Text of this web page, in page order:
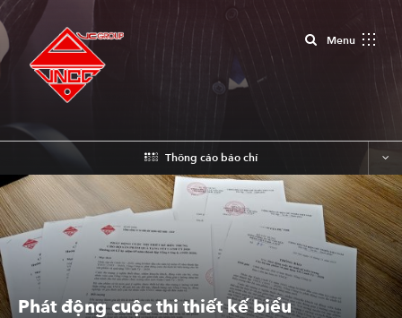
MenuClose
Thông cáo báo chí
Phát động cuộc thi thiết kế biểu